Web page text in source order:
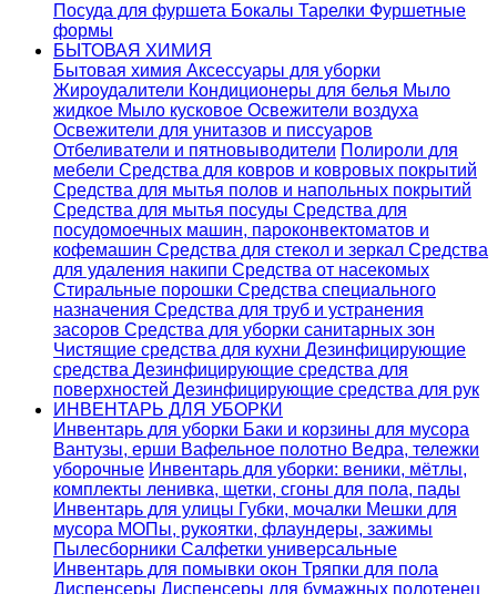
Посуда для фуршета Бокалы Тарелки Фуршетные
формы
БЫТОВАЯ ХИМИЯ
Бытовая химия Аксессуары для уборки
Жироудалители Кондиционеры для белья Мыло
жидкое Мыло кусковое Освежители воздуха
Освежители для унитазов и писсуаров
Отбеливатели и пятновыводители Полироли для
мебели Средства для ковров и ковровых покрытий
Средства для мытья полов и напольных покрытий
Средства для мытья посуды Средства для
посудомоечных машин, пароконвектоматов и
кофемашин Средства для стекол и зеркал Средства
для удаления накипи Средства от насекомых
Стиральные порошки Cредства специального
назначения Средства для труб и устранения
засоров Средства для уборки санитарных зон
Чистящие средства для кухни Дезинфицирующие
средства Дезинфицирующие средства для
поверхностей Дезинфицирующие средства для рук
ИНВЕНТАРЬ ДЛЯ УБОРКИ
Инвентарь для уборки Баки и корзины для мусора
Вантузы, ерши Вафельное полотно Ведра, тележки
уборочные Инвентарь для уборки: веники, мётлы,
комплекты ленивка, щетки, сгоны для пола, пады
Инвентарь для улицы Губки, мочалки Мешки для
мусора МОПы, рукоятки, флаундеры, зажимы
Пылесборники Салфетки универсальные
Инвентарь для помывки окон Тряпки для пола
Диспенсеры Диспенсеры для бумажных полотенец